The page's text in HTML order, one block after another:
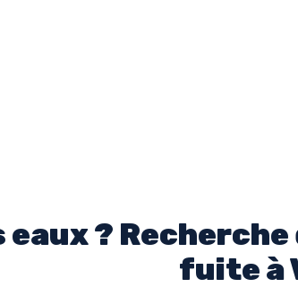
eaux ?
fuite à